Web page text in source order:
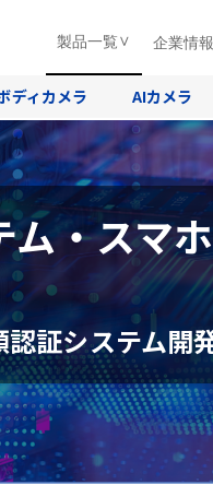
製品一覧
ディカメラ AIカメラ
企業情報
ム・スマ
認証システム開